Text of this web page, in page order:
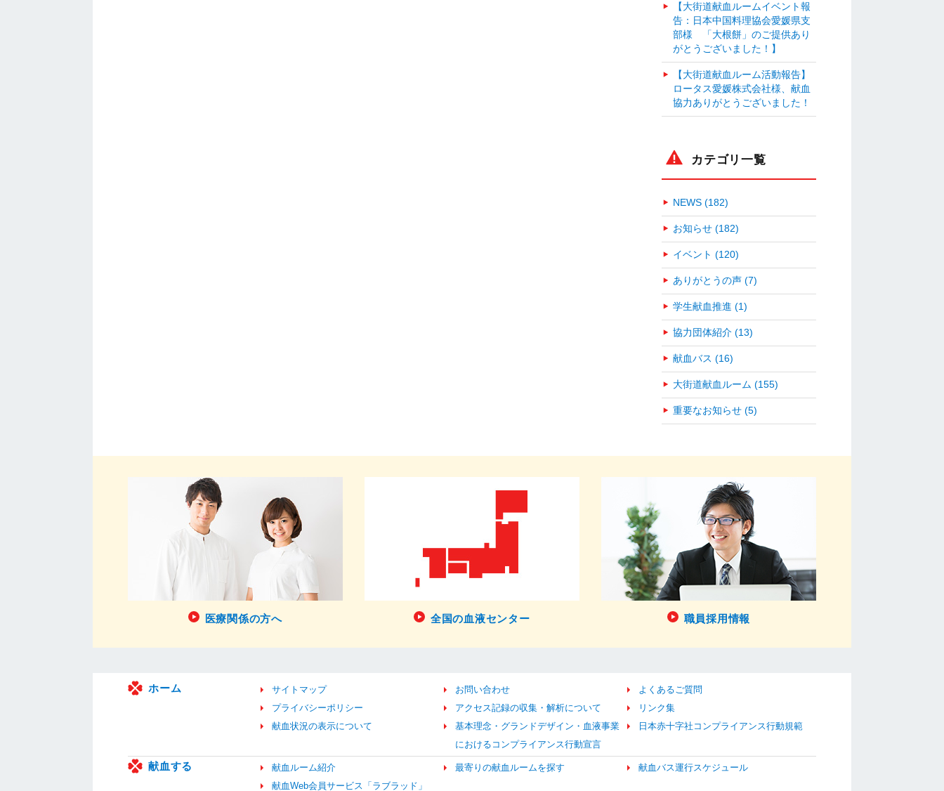
【大街道献血ルームイベント報
告：日本中国料理協会愛媛県支
部様 「大根餅」のご提供あり
がとうございました！】
【大街道献血ルーム活動報告】
ロータス愛媛株式会社様、献血
協力ありがとうございました！
カテゴリ一覧
NEWS (182)
お知らせ (182)
イベント (120)
ありがとうの声 (7)
学生献血推進 (1)
協力団体紹介 (13)
献血バス (16)
大街道献血ルーム (155)
重要なお知らせ (5)
医療関係の方へ 全国の血液センター 職員採用情報
ホーム サイトマップ お問い合わせ
よくあるご質問
プライバシーポリシー
アクセス記録の収集・解析について
リンク集
献血状況の表示について
基本理念・グランドデザイン・血液事業
におけるコンプライアンス行動宣言
日本赤十字社コンプライアンス行動規範
献血する 献血ルーム紹介 最寄りの献血ルームを探す
献血バス運行スケジュール
献血Web会員サービス「ラブラッド」